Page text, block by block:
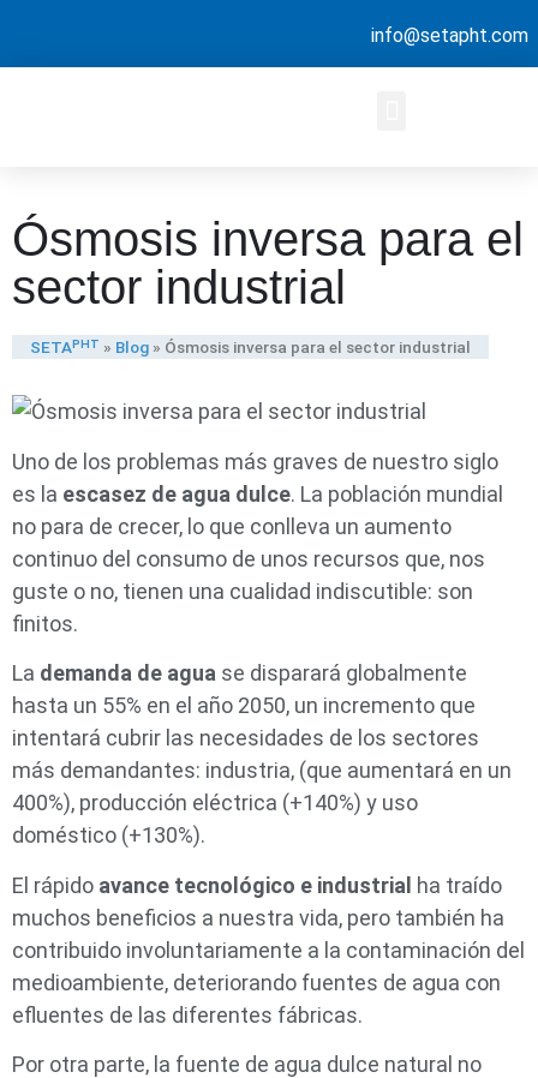
info@setapht.com
Ósmosis inversa para el
sector industrial
SETAᴾᴴᵀ » Blog » Ósmosis inversa para el sector industrial
Uno de los problemas más graves de nuestro siglo
es la escasez de agua dulce. La población mundial
no para de crecer, lo que conlleva un aumento
continuo del consumo de unos recursos que, nos
guste o no, tienen una cualidad indiscutible: son
finitos.
La demanda de agua se disparará globalmente
hasta un 55% en el año 2050, un incremento que
intentará cubrir las necesidades de los sectores
más demandantes: industria, (que aumentará en un
400%), producción eléctrica (+140%) y uso
doméstico (+130%).
El rápido avance tecnológico e industrial ha traído
muchos beneficios a nuestra vida, pero también ha
contribuido involuntariamente a la contaminación del
medioambiente, deteriorando fuentes de agua con
efluentes de las diferentes fábricas.
Por otra parte, la fuente de agua dulce natural no